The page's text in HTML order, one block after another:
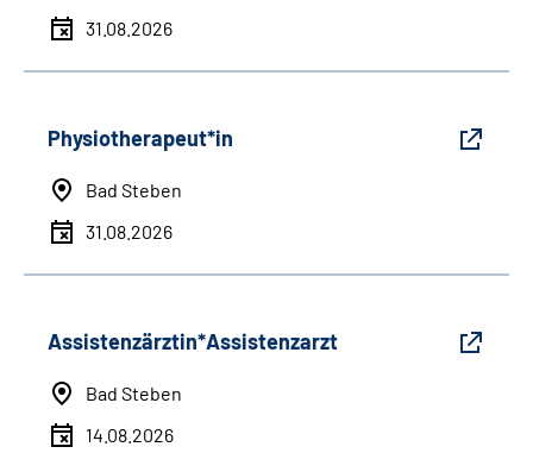
31.08.2026
Physiotherapeut*in
Bad Steben
31.08.2026
Assistenzärztin*Assistenzarzt
Bad Steben
14.08.2026